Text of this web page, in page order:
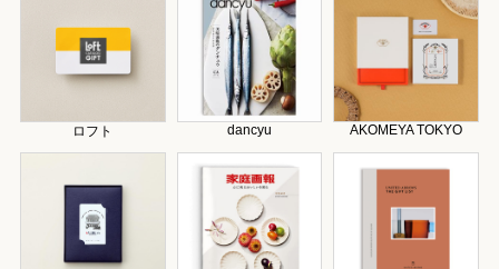
ロフト dancyu AKOMEYA TOKYO